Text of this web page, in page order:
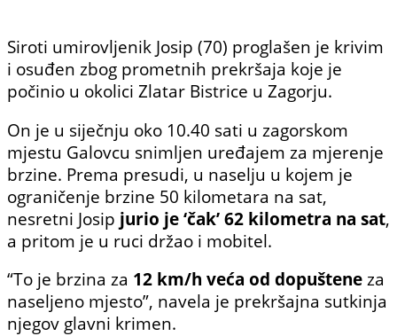
Siroti umirovljenik Josip (70) proglašen je krivim
i osuđen zbog prometnih prekršaja koje je
počinio u okolici Zlatar Bistrice u Zagorju.
On je u siječnju oko 10.40 sati u zagorskom
mjestu Galovcu snimljen uređajem za mjerenje
brzine. Prema presudi, u naselju u kojem je
ograničenje brzine 50 kilometara na sat,
nesretni Josip jurio je ‘čak’ 62 kilometra na sat,
a pritom je u ruci držao i mobitel.
“To je brzina za 12 km/h veća od dopuštene za
naseljeno mjesto”, navela je prekršajna sutkinja
njegov glavni krimen.